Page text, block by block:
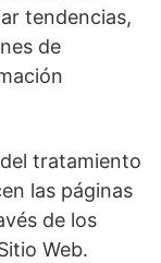
tendencias,
de
tratamiento
las páginas
de los
Web.